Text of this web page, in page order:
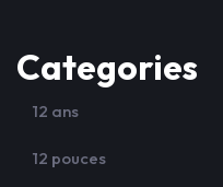
Categories
12 ans
12 pouces